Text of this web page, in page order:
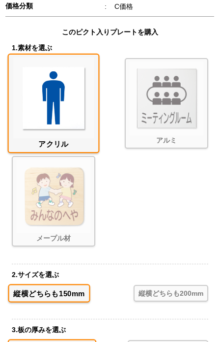
価格分類 : C価格
このピクト入りプレートを購入
1.素材を選ぶ
アクリル アルミ
メープル材
2.サイズを選ぶ
縦横どちらも150mm 縦横どちらも200mm
3.板の厚みを選ぶ